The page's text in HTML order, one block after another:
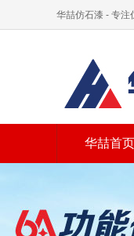
华喆仿石漆 - 专注
华喆首页